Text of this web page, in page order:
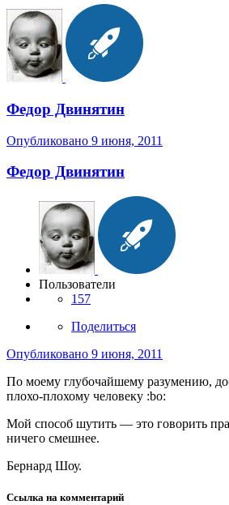
Федор Двинятин
Опубликовано 9 июня, 2011
Федор Двинятин
Пользователи
157
Поделиться
Опубликовано 9 июня, 2011
По моему глубочайшему разумению,
плохо-плохому человеку :bo:
Мой способ шутить — это говорить
ничего смешнее.
Бернард Шоу.
Ссылка на комментарий